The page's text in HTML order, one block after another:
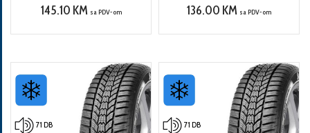
145.10 KM sa PDV-om 136.00 KM sa PDV-om
71 DB 71 DB